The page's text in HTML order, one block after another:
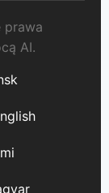
prawa
AI.